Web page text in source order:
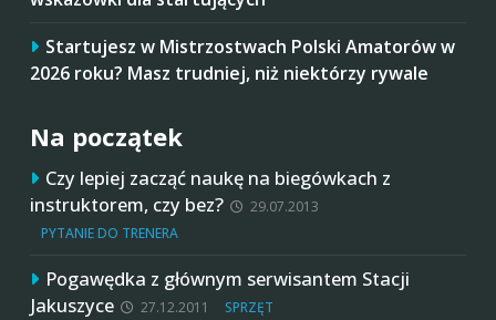
Startujesz w Mistrzostwach Polski Amatorów w
2026 roku? Masz trudniej, niż niektórzy rywale
Na początek
Czy lepiej zacząć naukę na biegówkach z
instruktorem, czy bez?
29.07.2013
PYTANIE DO TRENERA
Pogawędka z głównym serwisantem Stacji
Jakuszyce
27.12.2011 SPRZĘT